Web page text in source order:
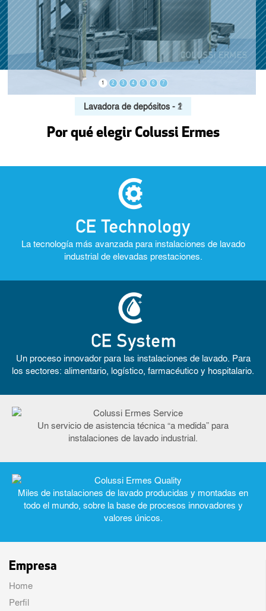
Lavadora de depósitos - 2
1 2 3 4 5 6 7
Por qué elegir Colussi Ermes
La tecnología más avanzada para instalaciones de lavado
industrial de elevadas prestaciones.
Un proceso innovador para las instalaciones de lavado. Para
los sectores: alimentario, logístico, farmacéutico y hospitalario.
Un servicio de asistencia técnica “a medida” para
instalaciones de lavado industrial.
Miles de instalaciones de lavado producidas y montadas en
todo el mundo, sobre la base de procesos innovadores y
valores únicos.
Empresa
Home
Perfil